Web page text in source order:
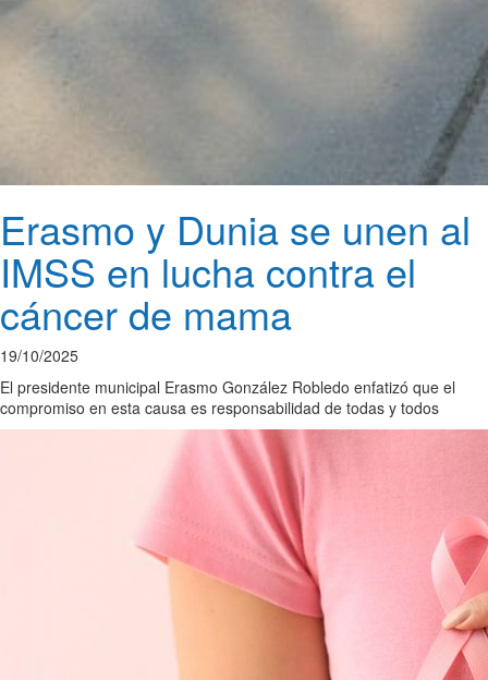
Erasmo y Dunia se unen al
IMSS en lucha contra el
cáncer de mama
19/10/2025
El presidente municipal Erasmo González Robledo enfatizó que el
compromiso en esta causa es responsabilidad de todas y todos